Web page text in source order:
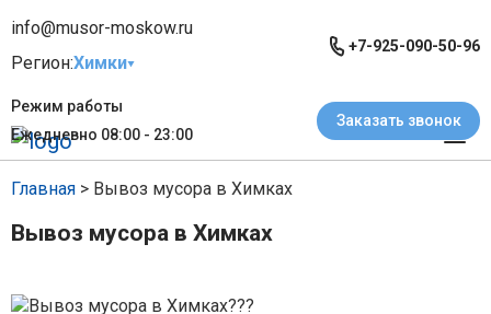
info@musor-moskow.ru
Регион:Химки
+7-925-090-50-96
Режим работы
Ежедневно 08:00 - 23:00
Заказать звонок
Главная > Вывоз мусора в Химках
Вывоз мусора в Химках